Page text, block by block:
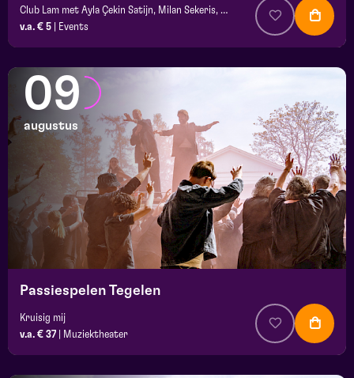
Club Lam met Ayla Çekin Satijn, Milan Sekeris, Dic van Duin, Jean-Baptiste Rey e.a.
v.a. € 5
Events
09
augustus
Passiespelen Tegelen
Kruisig mij
v.a. € 37
Muziektheater